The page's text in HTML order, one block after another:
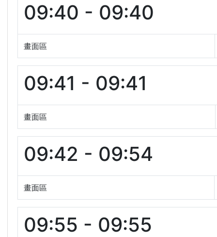
09:40 - 09:40
畫面區
09:41 - 09:41
畫面區
09:42 - 09:54
畫面區
09:55 - 09:55